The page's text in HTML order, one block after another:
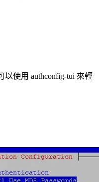
以使用 authconfig-tui 來輕